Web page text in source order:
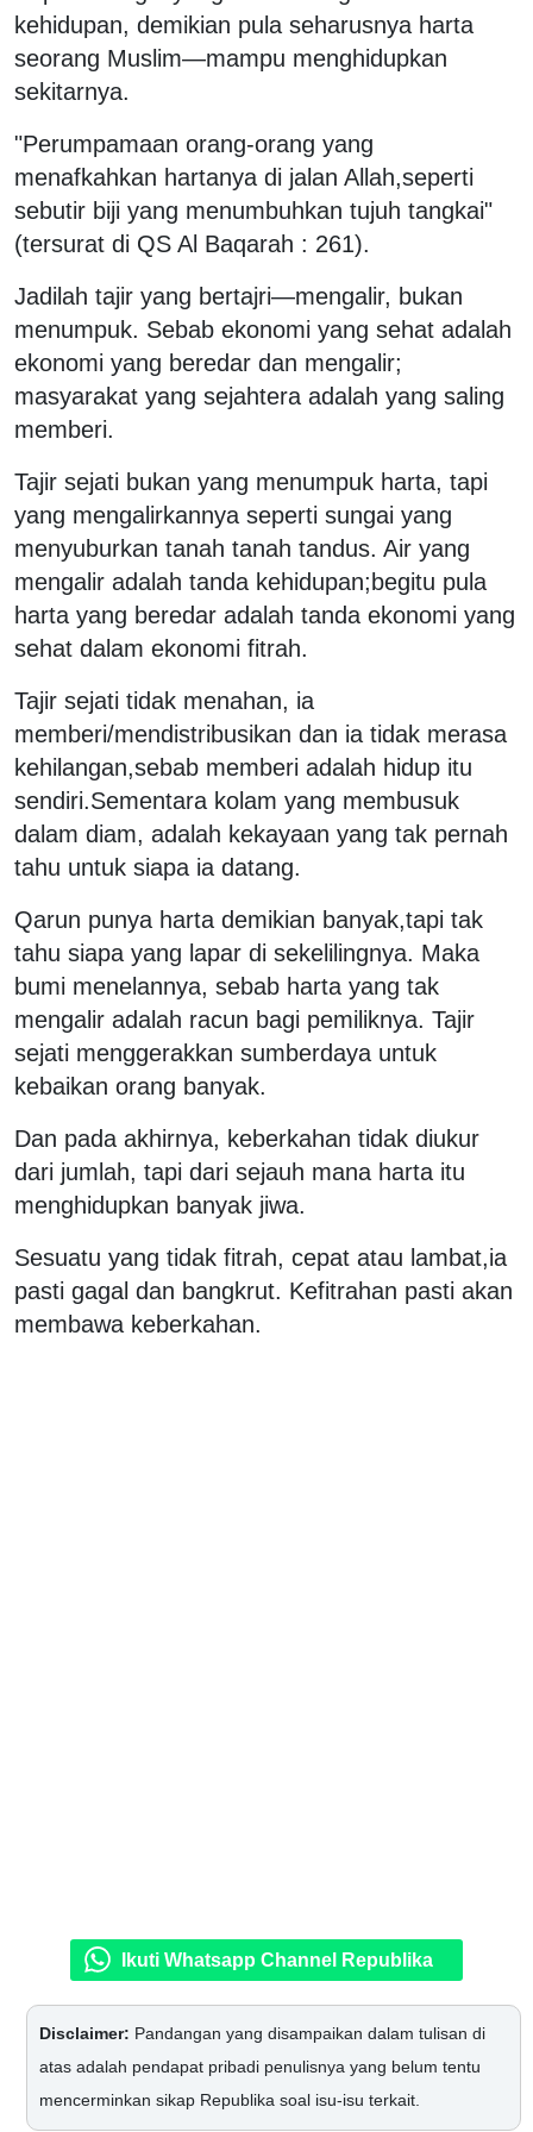
kehidupan, demikian pula seharusnya harta
seorang Muslim—mampu menghidupkan
sekitarnya.
"Perumpamaan orang-orang yang
menafkahkan hartanya di jalan Allah,seperti
sebutir biji yang menumbuhkan tujuh tangkai"
(tersurat di QS Al Baqarah : 261).
Jadilah tajir yang bertajri—mengalir, bukan
menumpuk. Sebab ekonomi yang sehat adalah
ekonomi yang beredar dan mengalir;
masyarakat yang sejahtera adalah yang saling
memberi.
Tajir sejati bukan yang menumpuk harta, tapi
yang mengalirkannya seperti sungai yang
menyuburkan tanah tanah tandus. Air yang
mengalir adalah tanda kehidupan;begitu pula
harta yang beredar adalah tanda ekonomi yang
sehat dalam ekonomi fitrah.
Tajir sejati tidak menahan, ia
memberi/mendistribusikan dan ia tidak merasa
kehilangan,sebab memberi adalah hidup itu
sendiri.Sementara kolam yang membusuk
dalam diam, adalah kekayaan yang tak pernah
tahu untuk siapa ia datang.
Qarun punya harta demikian banyak,tapi tak
tahu siapa yang lapar di sekelilingnya. Maka
bumi menelannya, sebab harta yang tak
mengalir adalah racun bagi pemiliknya. Tajir
sejati menggerakkan sumberdaya untuk
kebaikan orang banyak.
Dan pada akhirnya, keberkahan tidak diukur
dari jumlah, tapi dari sejauh mana harta itu
menghidupkan banyak jiwa.
Sesuatu yang tidak fitrah, cepat atau lambat,ia
pasti gagal dan bangkrut. Kefitrahan pasti akan
membawa keberkahan.
Ikuti Whatsapp Channel Republika
Disclaimer: Pandangan yang disampaikan dalam tulisan di
atas adalah pendapat pribadi penulisnya yang belum tentu
mencerminkan sikap Republika soal isu-isu terkait.